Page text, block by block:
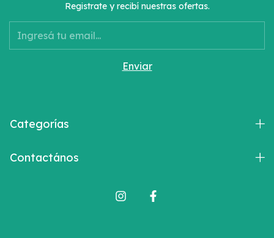
Registrate y recibí nuestras ofertas.
Categorías
Contactános